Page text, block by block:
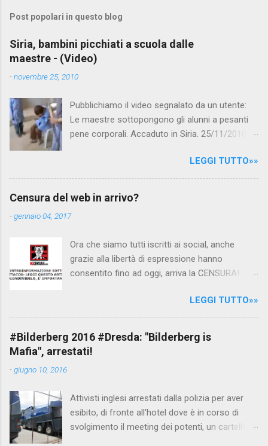
e
n
t
Post popolari in questo blog
Siria, bambini picchiati a scuola dalle
maestre - (Video)
-novembre 25, 2010
Pubblichiamo il video segnalato da un utente:
Le maestre sottopongono gli alunni a pesanti
pene corporali. Accaduto in Siria. 25/11/2010
Canale 5 "Forum" si è interessato al caso,
interpellando prontamente l'ambasciata siriana,
per fare luce sulla vicenda: è emerso che il
scuola. LEGGI IL SERVIZIO . staff
nocensura.com Condividi su Facebook
LEGGI TUTTO»»
Censura del web in arrivo?
-gennaio 04, 2017
Ora che siamo tutti iscritti ai social, anche
grazie alla libertà di espressione hanno
consentito fino ad oggi, arriva la CENSURA!
politica rispediti al mittente dai cittadini - perché
censurare avrebbe fatto perdere troppi
consensi ai vari governi - la CENSURA potrebbe
arrivare dall'Antitrust, ovvero l' Autorità garante
governo non c'è più Matteo Renzi ma il buon
Renziloni , controfigura di Renzi messo li per
mettere la faccia su quelle misure che per l'ex
LEGGI TUTTO»»
#Bilderberg 2016 #Dresda: "Bilderberg is
Mafia", arrestati!
-giugno 10, 2016
Attivisti inglesi arrestati dalla polizia per aver
esibito, di fronte all'hotel dove è in corso di
svolgimento il meeting dei potenti, un cartellone